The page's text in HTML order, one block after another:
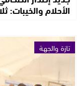
الأحلام والخيبات:
تازة والجهة